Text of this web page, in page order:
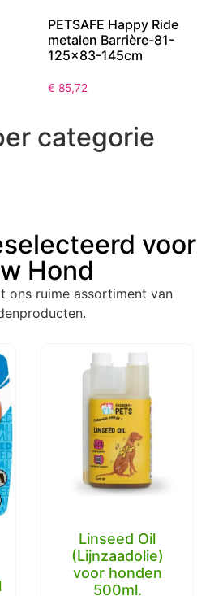
PETSAFE Happy Ride
metalen Barrière-81-
125×83-145cm
€ 85,72
categorie
voor
Hond
ons ruime assortiment van
Linseed Oil
(Lijnzaadolie)
voor honden
500ml.